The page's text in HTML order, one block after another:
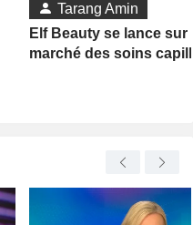
Tarang Amin
Elf Beauty se lance sur
marché des soins